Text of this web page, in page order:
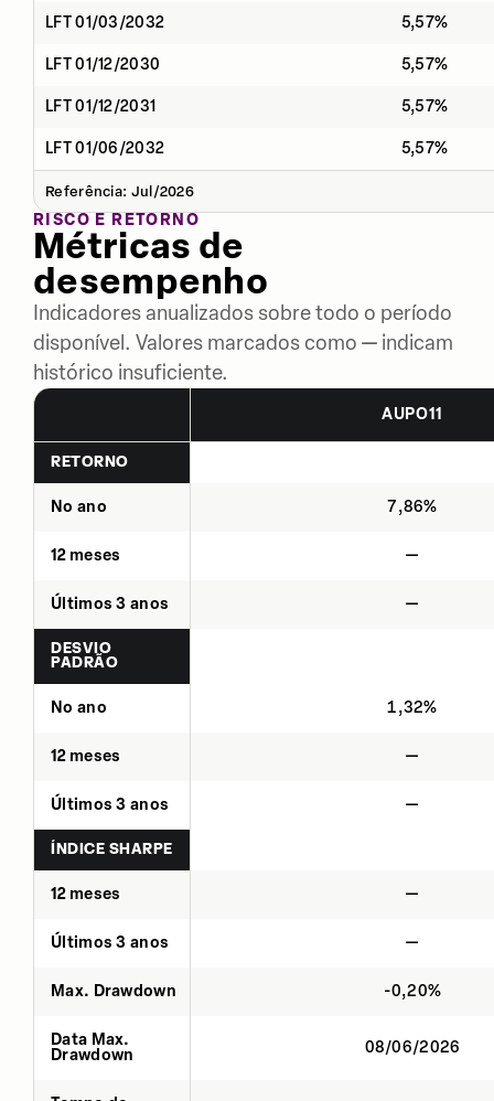
LFT 01/03/2032 5,57%
LFT 01/12/2030 5,57%
LFT 01/12/2031 5,57%
LFT 01/06/2032 5,57%
Referência: Jul/2026
RISCO E RETORNO
Métricas de
desempenho
Indicadores anualizados sobre todo o período
disponível. Valores marcados como — indicam
histórico insuficiente.
AUPO11
RETORNO
No ano 7,86%
12 meses —
Últimos 3 anos —
DESVIO
PADRÃO
No ano 1,32%
12 meses —
Últimos 3 anos —
ÍNDICE SHARPE
12 meses —
Últimos 3 anos —
Max. Drawdown -0,20%
Data Max.
Drawdown
08/06/2026